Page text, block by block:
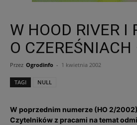
W HOOD RIVER I
O
Przez Ogrodinfo - 1 kwietnia 2002
TAGI NULL
W poprzednim numerze (HO 2/
Czytelników z pracami na temat